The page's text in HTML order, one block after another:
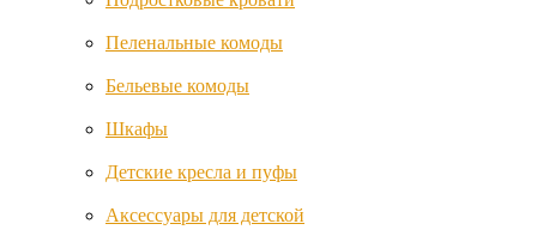
- Игровые центры Evenflo
- Игровые центры Oribel
Электроника для детей
- Видеоняни с Wi-Fi
- На аккумуляторах
Funnababy
Geuther
Giovanni
Graco
Hartan
Пеленальные комоды
Бельевые комоды
Шкафы
Детские кресла и пуфы
Аксессуары для детской